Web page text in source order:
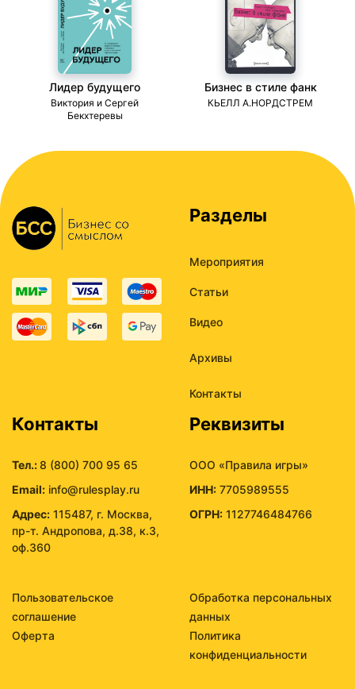
Лидер будущего
Виктория и Сергей
Бекхтеревы
Бизнес в стиле фанк
КЬЕЛЛ А.НОРДСТРЕМ
Разделы
Мероприятия
Статьи
Видео
Архивы
Контакты
Контакты
Тел.:8 (800) 700 95 65
Email: info@rulesplay.ru
Адрес: 115487, г. Москва,
пр-т. Андропова, д.38, к.3,
оф.360
Реквизиты
ООО «Правила игры»
ИНН: 7705989555
ОГРН: 1127746484766
Пользовательское
соглашение
Обработка персональных
данных
Оферта
Политика
конфиденциальности